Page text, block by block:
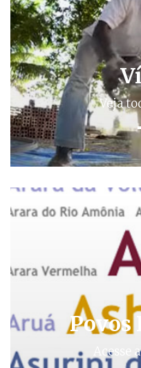
Veja
Povos
Acesse